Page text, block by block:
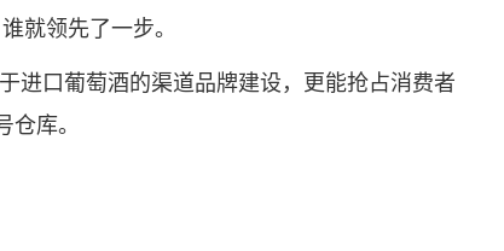
领先了一步。
口葡萄酒的渠道品牌建设，更能抢占消费者
库。